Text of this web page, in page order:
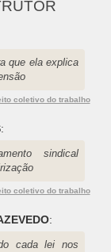
que ela explica
coletivo do trabalho
:
sindical
coletivo do trabalho
:
cada lei nos